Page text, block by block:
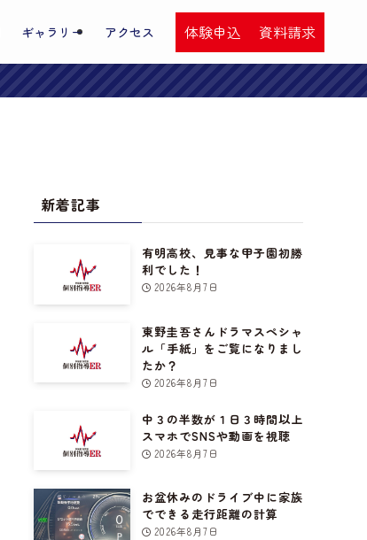
ギャラリー アクセス 体験申込 資料請求
新着記事
有明高校、見事な甲子園初勝
利でした！
2026年8月7日
東野圭吾さんドラマスペシャ
ル「手紙」をご覧になりまし
たか？
2026年8月7日
中３の半数が１日３時間以上
スマホでSNSや動画を視聴
2026年8月7日
お盆休みのドライブ中に家族
でできる走行距離の計算
2026年8月7日